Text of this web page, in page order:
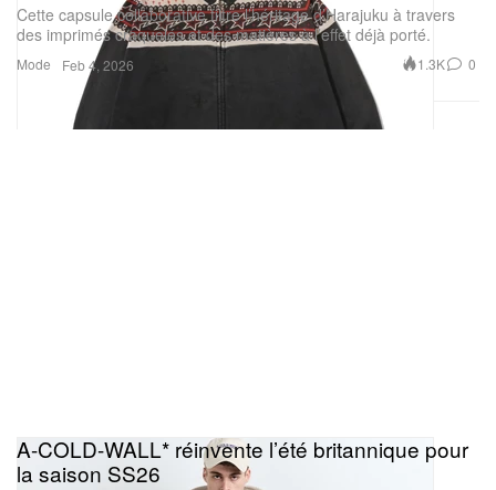
Mode
Cette capsule collaborative filtre l’héritage d’Harajuku à travers
des imprimés craquelés et des matières à l’effet déjà porté.
Feb 4, 2026 1.3K 0
A-COLD-WALL* réinvente l’été britannique pour
la saison SS26